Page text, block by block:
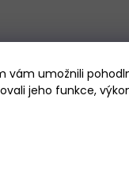
vám umožnili
jeho funkce,